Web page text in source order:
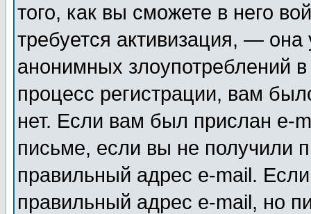
того, как вы сможете в него
требуется активизация, —
анонимных злоупотреблений
процесс регистрации, вам
нет. Если вам был прислан e-
письме, если вы не получили
правильный адрес e-mail.
правильный адрес e-mail, но